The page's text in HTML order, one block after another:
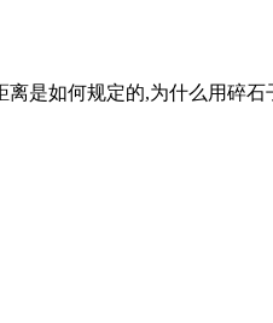
是如何规定的,为什么用碎